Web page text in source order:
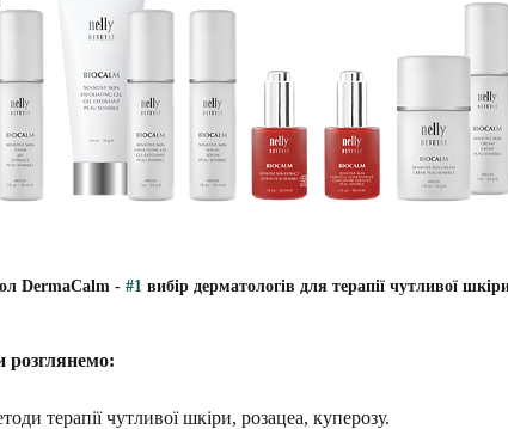
DermaCalm - #1 вибір дерматологів для терапії чутливої
розглянемо:
терапії чутливої шкіри, розацеа, куперозу.